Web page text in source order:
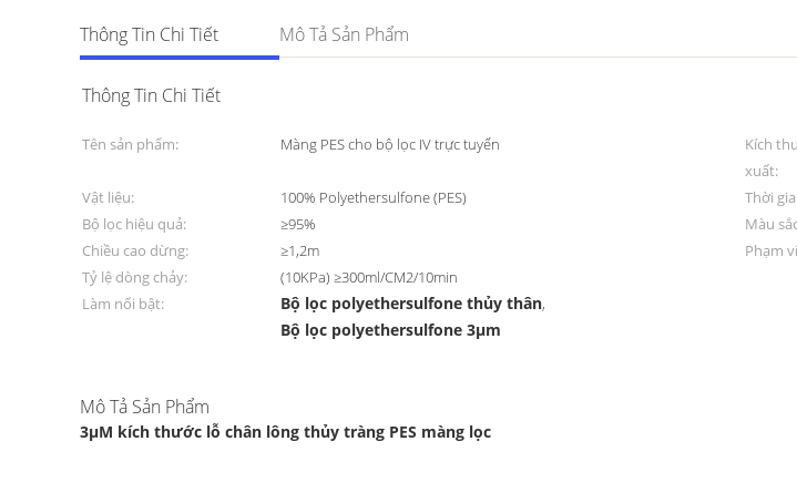
Thông Tin Chi Tiết Mô Tả Sản Phẩm
Thông Tin Chi Tiết
Tên sản phẩm: Màng PES cho bộ lọc IV trực tuyến
Kích
xuất:
Vật liệu: 100% Polyethersulfone (PES) Thời
Bộ lọc hiệu quả:
≥95% Màu
Chiều cao dừng:
≥1,2m Phạm
Tỷ lệ dòng chảy:
(10KPa) ≥300ml/CM2/10min
Làm nổi bật:
Bộ lọc polyethersulfone thủy thân,
Bộ lọc polyethersulfone 3μm
Mô Tả Sản Phẩm
3μM kích thước lỗ chân lông thủy tràng PES màng lọc